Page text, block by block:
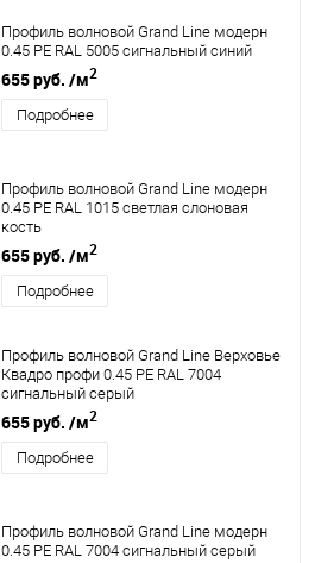
Профиль волновой Grand Line модерн
0.45 PE RAL 5005 сигнальный синий
655 руб. /м2
Подробнее
Профиль волновой Grand Line модерн
0.45 PE RAL 1015 светлая слоновая
кость
655 руб. /м2
Подробнее
Профиль волновой Grand Line Верховье
Квадро профи 0.45 PE RAL 7004
сигнальный серый
655 руб. /м2
Подробнее
Профиль волновой Grand Line модерн
0.45 PE RAL 7004 сигнальный серый